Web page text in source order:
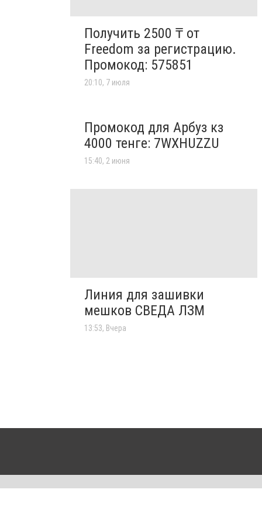
Получить 2500 ₸ от
Freedom за регистрацию.
Промокод: 575851
20:10, 7 июля
Промокод для Арбуз кз
4000 тенге: 7WXHUZZU
15:40, 2 июня
Линия для зашивки
мешков СВЕДА ЛЗМ
13:53, Вчера